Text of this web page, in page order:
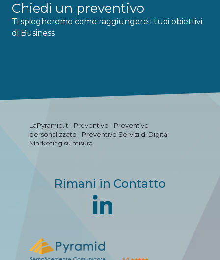
Chiedi un preventivo
Ti spiegheremo come raggiungere i tuoi obiettivi
di Business
LaPyramid.it - Preventivo - Preventivo
personalizzato - Preventivo Servizi di Digital
Marketing su misura
Rimani in Contatto